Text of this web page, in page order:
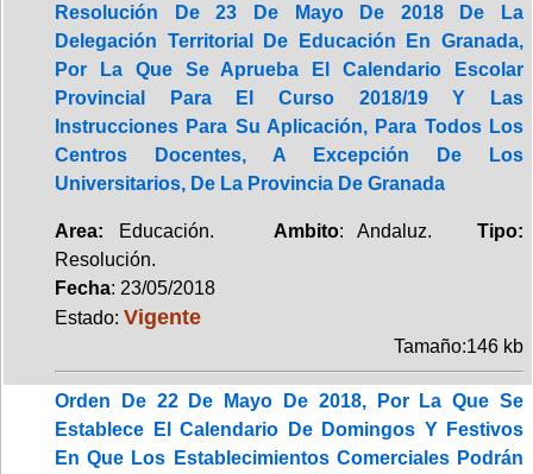
Resolución De 23 De Mayo De 2018 De La
Delegación Territorial De Educación En Granada,
Por La Que Se Aprueba El Calendario Escolar
Provincial Para El Curso 2018/19 Y Las
Instrucciones Para Su Aplicación, Para Todos Los
Centros Docentes, A Excepción De Los
Universitarios, De La Provincia De Granada
Area: Educación. Ambito: Andaluz.Tipo:
Resolución.
Fecha: 23/05/2018
Estado: Vigente
Tamaño:146 kb
Orden De 22 De Mayo De 2018, Por La Que Se
Establece El Calendario De Domingos Y Festivos
En Que Los Establecimientos Comerciales Podrán